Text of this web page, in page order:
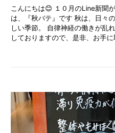
こんにちは😊 １０月のLine新聞
は、『秋バテ』です 秋は、日々
しい季節。 自律神経の働きが乱
しておりますので、是非、お手